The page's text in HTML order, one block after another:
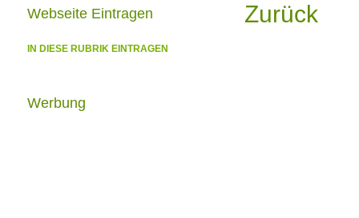
Zurück
Webseite Eintragen
IN DIESE RUBRIK EINTRAGEN
Werbung